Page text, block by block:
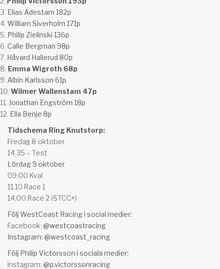
Elias Adestam 182p
William Siverholm 171p
Philip Zielinski 136p
Calle Bergman 98p
Håvard Hallerud 80p
Emma Wigroth 68p
Albin Karlsson 61p
Wilmer Wallenstam 47p
Jonathan Engström 18p
Ella Benje 8p
Tidschema Ring Knutstorp:
Fredag 8 oktober
14.35 – Test
Lördag 9 oktober
09.00 Kval
11.10 Race 1
14.00 Race 2 (STCC+)
Följ WestCoast Racing i social medier:
Facebook: @westcoastracing
Instagram: @westcoast_racing
Följ Philip Victorsson i sociala medier:
Instagram: @p.victorssonracing